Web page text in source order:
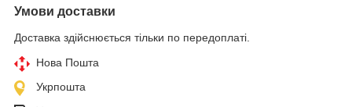
Умови доставки
Доставка здійснюється тільки по передоплаті.
Нова Пошта
Укрпошта